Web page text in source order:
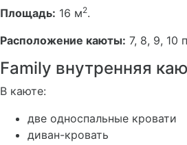
Площадь: 16 м2.
Расположение каюты: 7, 8, 9, 10
Family внутренняя
В каюте:
две односпальные кровати
диван-кровать